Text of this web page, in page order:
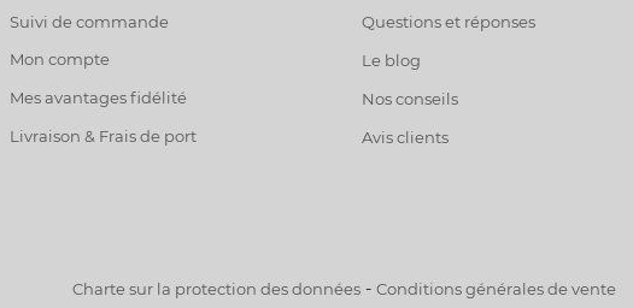
Suivi de commande
Mon compte
Mes avantages fidélité
Livraison & Frais de port
Questions et réponses
Le blog
Nos conseils
Avis clients
Charte sur la protection des données- Conditions générales de vente